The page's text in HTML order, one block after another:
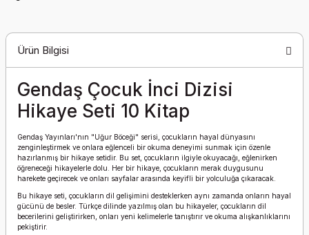
Ürün Bilgisi
Gendaş Çocuk İnci Dizisi
Hikaye Seti 10 Kitap
Gendaş Yayınları'nın "Uğur Böceği" serisi, çocukların hayal dünyasını
zenginleştirmek ve onlara eğlenceli bir okuma deneyimi sunmak için özenle
hazırlanmış bir hikaye setidir. Bu set, çocukların ilgiyle okuyacağı, eğlenirken
öğreneceği hikayelerle dolu. Her bir hikaye, çocukların merak duygusunu
harekete geçirecek ve onları sayfalar arasında keyifli bir yolculuğa çıkaracak.
Bu hikaye seti, çocukların dil gelişimini desteklerken aynı zamanda onların hayal
gücünü de besler. Türkçe dilinde yazılmış olan bu hikayeler, çocukların dil
becerilerini geliştirirken, onları yeni kelimelerle tanıştırır ve okuma alışkanlıklarını
pekiştirir.